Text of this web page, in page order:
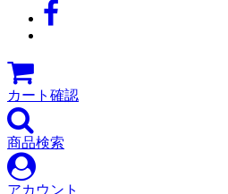
カート確認
商品検索
アカウント